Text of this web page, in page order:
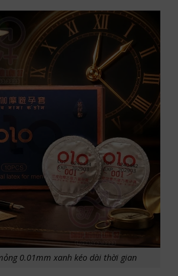
0.01mm xanh kéo dài thời gian